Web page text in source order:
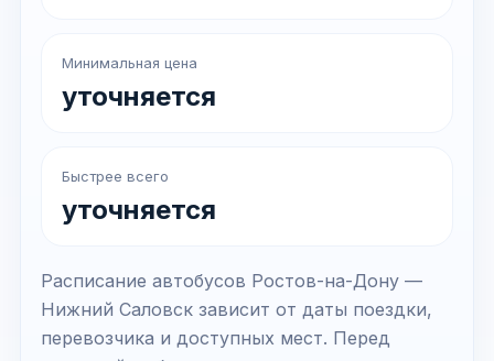
Минимальная цена
уточняется
Быстрее всего
уточняется
Расписание автобусов Ростов-на-Дону —
Нижний Саловск зависит от даты поездки,
перевозчика и доступных мест. Перед